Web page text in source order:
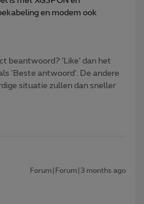
en modem ook
beantwoord? ‘Like’ dan het
'Beste antwoord'. De andere
situatie zullen dan sneller
Forum|Forum|3 months ago